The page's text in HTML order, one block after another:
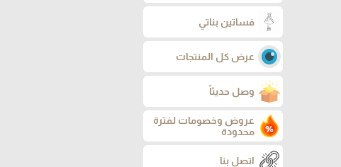
فساتين بناتي
عرض كل المنتجات
وصل حديثاً
عروض وخصومات لفترة
محدودة
اتصل بنا